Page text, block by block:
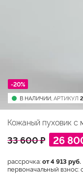
-20%
В НАЛИЧИИ, АРТИКУЛ
Кожаный пуховик с
33 600 ₽ 26
рассрочка:от 4 913 руб.
первоначальный взнос: